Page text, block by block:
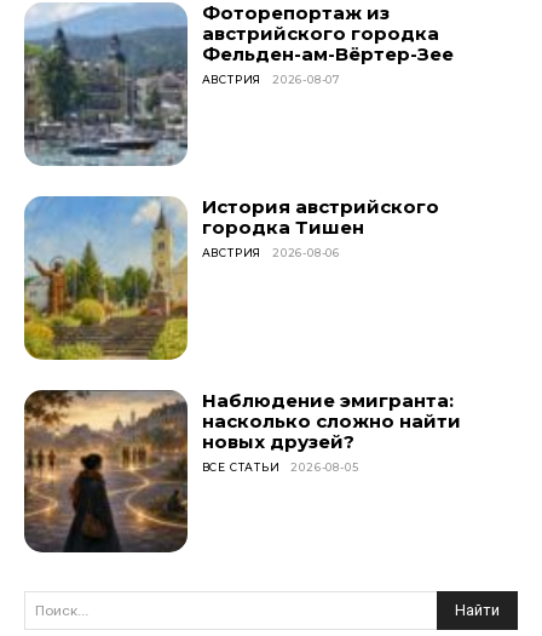
Фоторепортаж из
австрийского городка
Фельден-ам-Вёртер-Зее
АВСТРИЯ 2026-08-07
История австрийского
городка Тишен
АВСТРИЯ 2026-08-06
Наблюдение эмигранта:
насколько сложно найти
новых друзей?
ВСЕ СТАТЬИ 2026-08-05
Поиск... Найти